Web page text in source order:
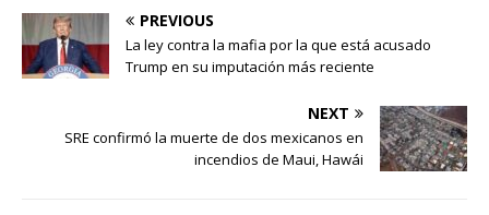
PREVIOUS
La ley contra la mafia por la que está acusado
Trump en su imputación más reciente
NEXT
SRE confirmó la muerte de dos mexicanos en
incendios de Maui, Hawái